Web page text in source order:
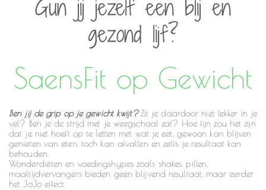
Gun jij jezelf een blij en
gezond lijf?
SaensFit op Gewicht
Ben jij de grip op je gewicht kwijt?Zit je daardoor niet lekker in je
vel? Ben je de strijd met je weegschaal zat? Hoe fijn zou het zijn
dat je niet hoeft op te letten met wat je eet, gewoon kan blijven
genieten van eten, toch kan afvallen en zelfs je resultaat kan
behouden.
Wonderdiëten en voedingshypes zoals shakes, pillen,
maaltijdvervangers bieden geen blijvend resultaat, maar eerder
het JoJo effect.